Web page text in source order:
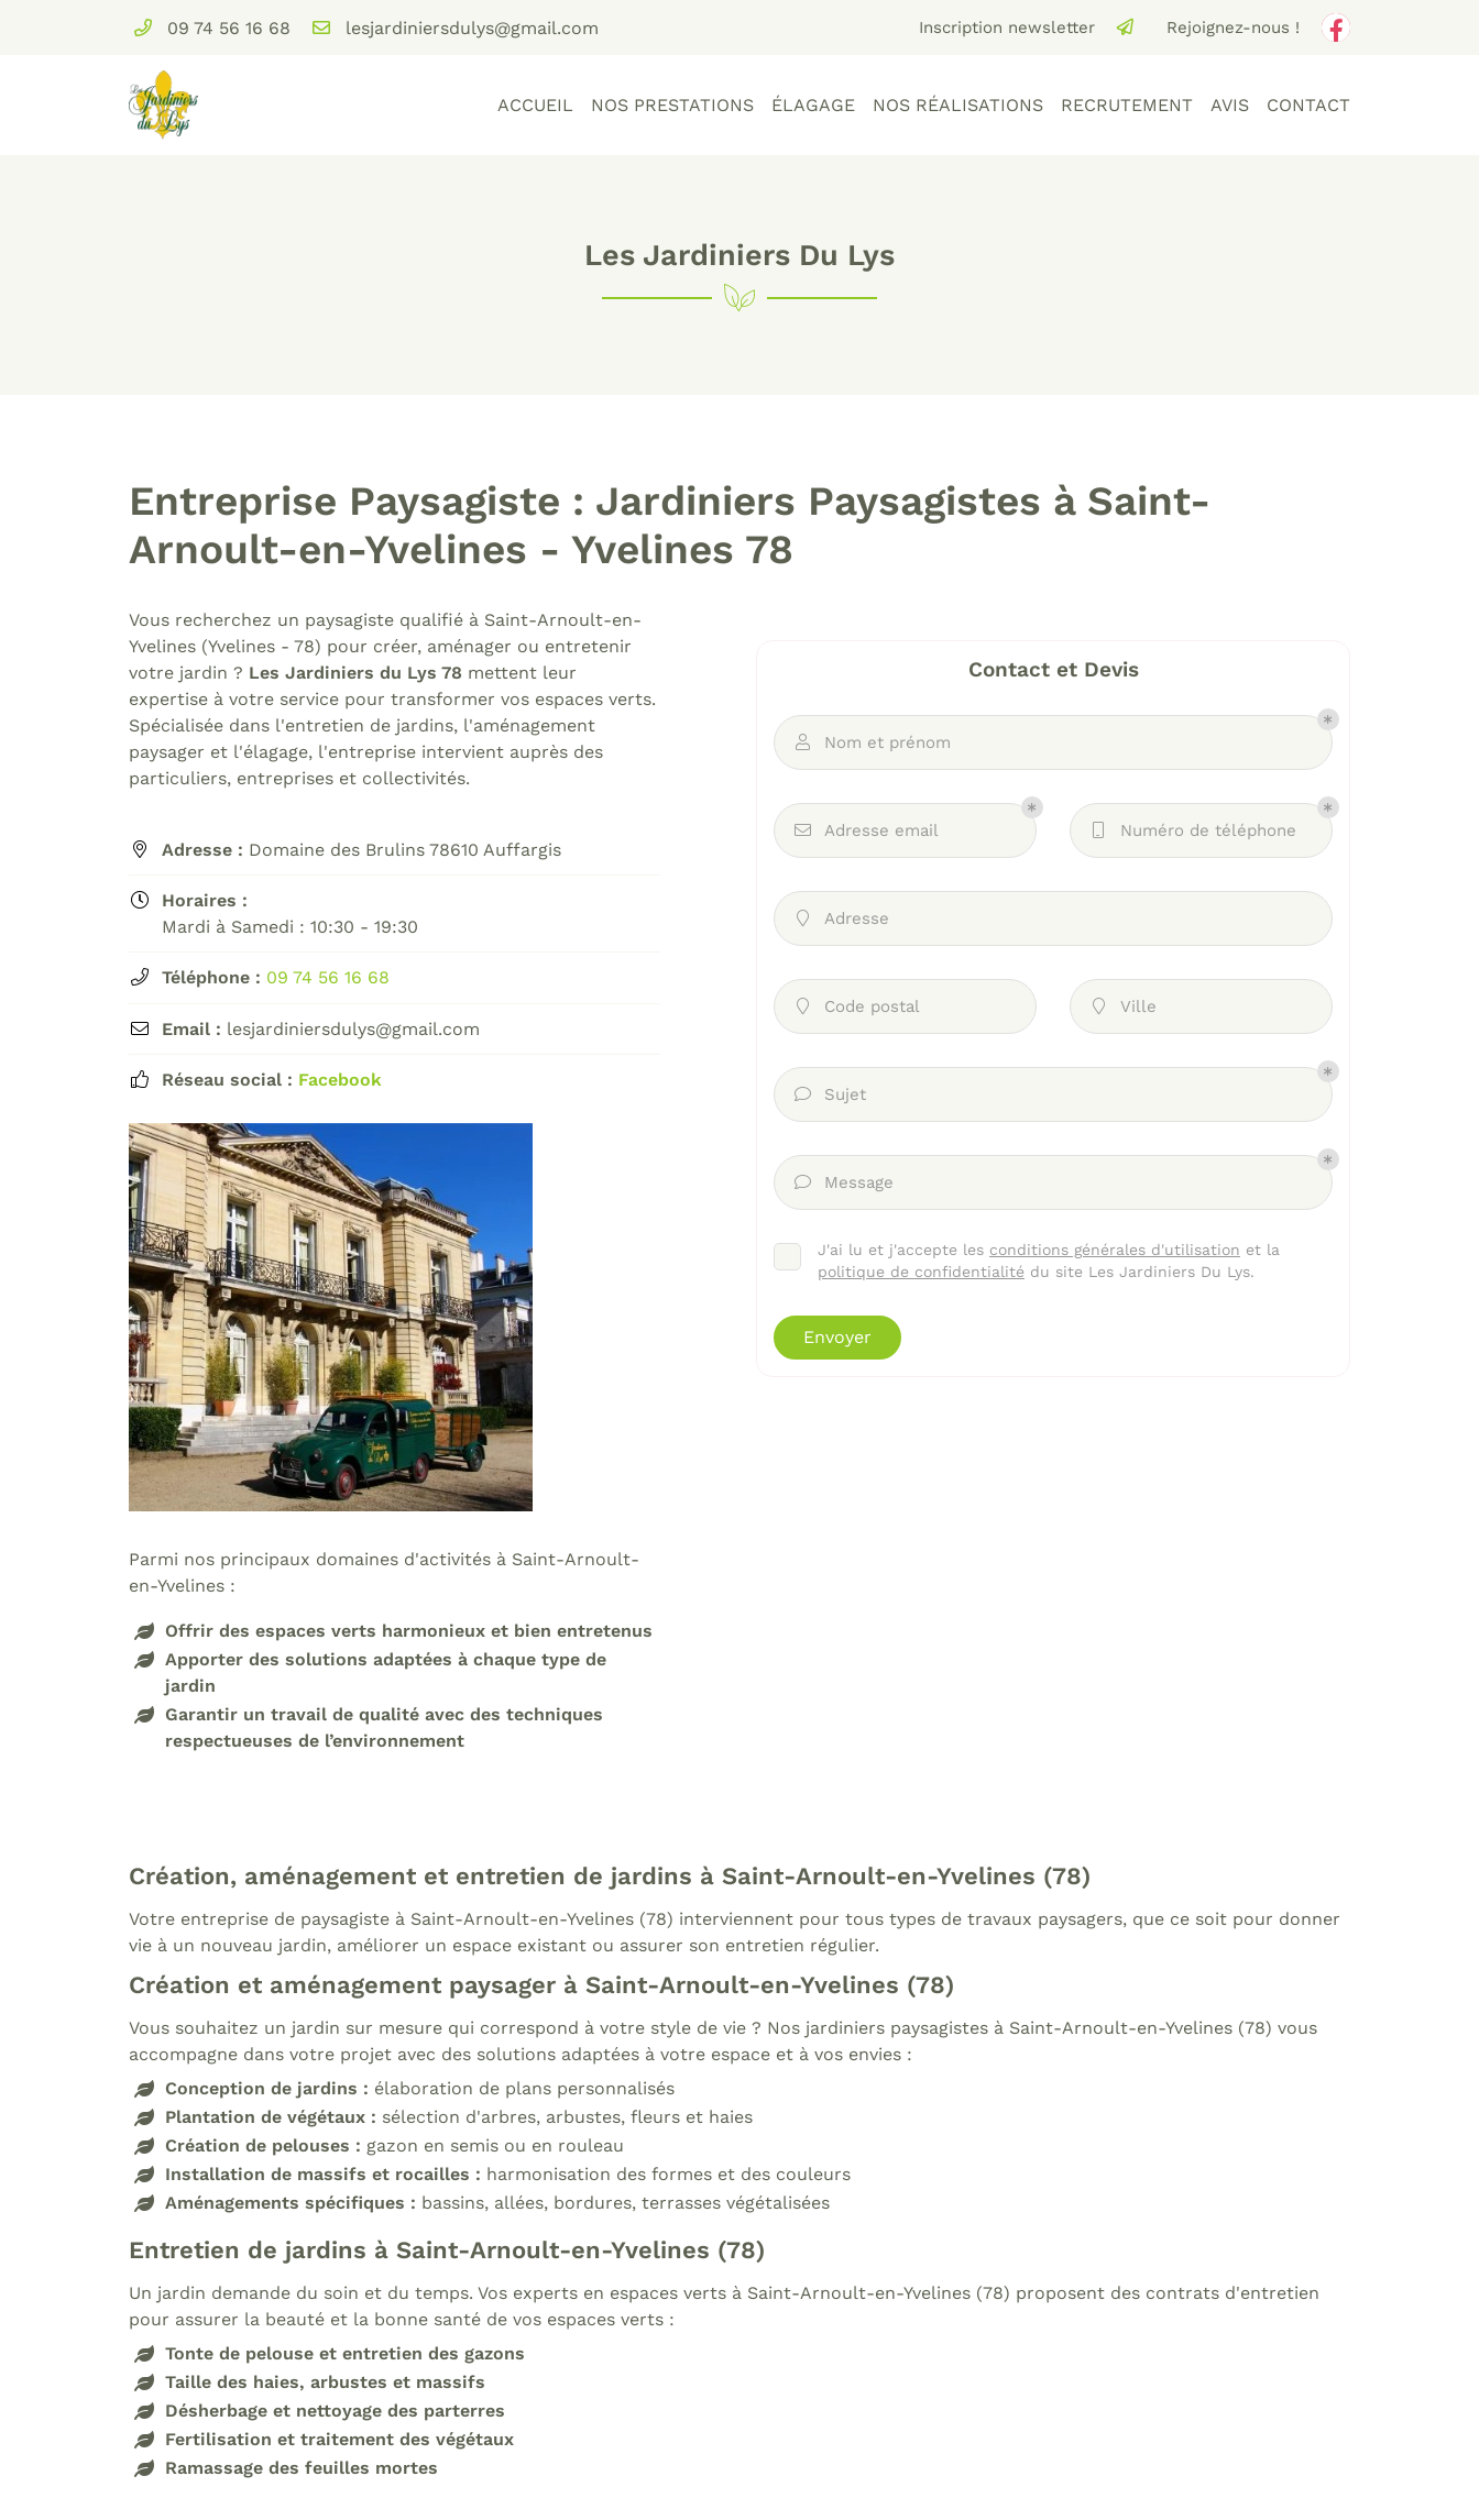
09 74 56 16 68 Inscription newsletter Rejoignez-nous !
ACCUEIL NOS PRESTATIONS ÉLAGAGE NOS RÉALISATIONS RECRUTEMENT AVIS CONTACT
78610 Auffargis
09 74 56 16 68
Code Captcha
Rafraîchir le captcha
En cochant cette case, vous consentez à recevoir nos propositions
commerciales à l'adresse email indiqué ci-dessus. Vous pouvez vous désinscrire
à tout moment en utilisantle formulaire de désinscription .
Inscription
Les Jardiniers Du Lys
Entreprise Paysagiste : Jardiniers Paysagistes à Saint-
Arnoult-en-Yvelines - Yvelines 78
Vous recherchez un paysagiste qualifié à Saint-Arnoult-en-
Yvelines (Yvelines - 78) pour créer, aménager ou entretenir
votre jardin ? Les Jardiniers du Lys 78 mettent leur
expertise à votre service pour transformer vos espaces verts.
Spécialisée dans l'entretien de jardins, l'aménagement
paysager et l'élagage, l'entreprise intervient auprès des
particuliers, entreprises et collectivités.
 Adresse : Domaine des Brulins 78610 Auffargis

Horaires :
Mardi à Samedi : 10:30 - 19:30
 Téléphone : 09 74 56 16 68
 Email : lesjardiniersdulys@gmail.com
 Réseau social : Facebook
Parmi nos principaux domaines d'activités à Saint-Arnoult-
en-Yvelines :
Offrir des espaces verts harmonieux et bien entretenus
Apporter des solutions adaptées à chaque type de
jardin
Garantir un travail de qualité avec des techniques
respectueuses de l’environnement
Contact et Devis
 Nom et prénom
 Adresse email Numéro de téléphone
 Adresse
 Code postal  Ville
 Sujet
 Message
J'ai lu et j'accepte les conditions générales d'utilisation et la
politique de confidentialité du site Les Jardiniers Du Lys.
Envoyer
Création, aménagement et entretien de jardins à Saint-Arnoult-en-Yvelines (78)
Votre entreprise de paysagiste à Saint-Arnoult-en-Yvelines (78) interviennent pour tous types de travaux paysagers, que ce soit pour donner
vie à un nouveau jardin, améliorer un espace existant ou assurer son entretien régulier.
Création et aménagement paysager à Saint-Arnoult-en-Yvelines (78)
Vous souhaitez un jardin sur mesure qui correspond à votre style de vie ? Nos jardiniers paysagistes à Saint-Arnoult-en-Yvelines (78) vous
accompagne dans votre projet avec des solutions adaptées à votre espace et à vos envies :
Conception de jardins : élaboration de plans personnalisés
Plantation de végétaux : sélection d'arbres, arbustes, fleurs et haies
Création de pelouses : gazon en semis ou en rouleau
Installation de massifs et rocailles : harmonisation des formes et des couleurs
Aménagements spécifiques : bassins, allées, bordures, terrasses végétalisées
Entretien de jardins à Saint-Arnoult-en-Yvelines (78)
Un jardin demande du soin et du temps. Vos experts en espaces verts à Saint-Arnoult-en-Yvelines (78) proposent des contrats d'entretien
pour assurer la beauté et la bonne santé de vos espaces verts :
Tonte de pelouse et entretien des gazons
Taille des haies, arbustes et massifs
Désherbage et nettoyage des parterres
Fertilisation et traitement des végétaux
Ramassage des feuilles mortes